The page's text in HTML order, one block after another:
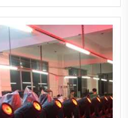
DJ-бара, ночного
вечеринки